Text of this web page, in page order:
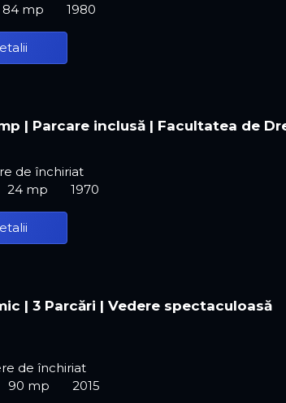
84 mp 1980
| Parcare inclusă | Facultatea de
de închiriat
24 mp 1970
| 3 Parcări | Vedere spectaculoasă
de închiriat
90 mp 2015